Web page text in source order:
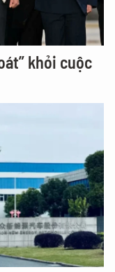
khỏi cuộc